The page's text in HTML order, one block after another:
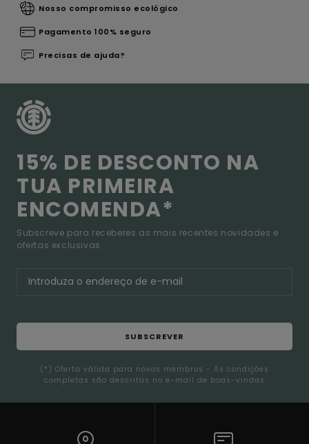
Nosso compromisso ecológico
Pagamento 100% seguro
Precisas de ajuda?
15% DE DESCONTO NA
TUA PRIMEIRA
ENCOMENDA*
Subscreve para receberes as mais recentes novidades e
ofertas exclusivas.
SUBSCREVER
(*) Oferta válida para novos membros - As condições
completas são descritas no e-mail de boas-vindas